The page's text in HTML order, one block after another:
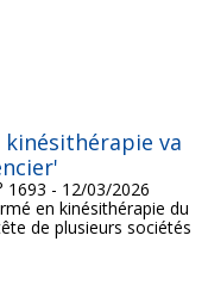
kinésithérapie va
1693 - 12/03/2026
en kinésithérapie du
de plusieurs sociétés